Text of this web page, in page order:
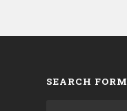
SEARCH FORM